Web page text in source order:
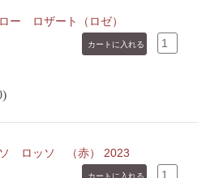
ー ロザート（ロゼ）
ソ ロッソ （赤） 2023